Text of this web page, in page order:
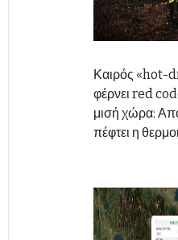
Καιρός «hot-
φέρνει red
μισή χώρα:
πέφτει η